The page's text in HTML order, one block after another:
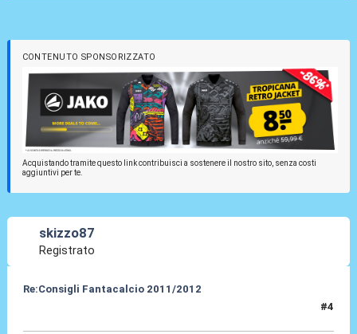
CONTENUTO SPONSORIZZATO
Acquistando tramite questo link contribuisci a sostenere il nostro sito, senza costi
aggiuntivi per te.
skizzo87
Registrato
Re:Consigli Fantacalcio 2011/2012
#4